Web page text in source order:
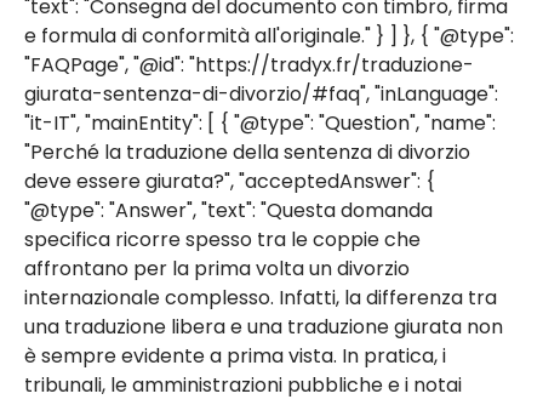
"text": "Consegna del documento con timbro, firma
e formula di conformità all'originale." } ] }, { "@type":
"FAQPage", "@id": "https://tradyx.fr/traduzione-
giurata-sentenza-di-divorzio/#faq", "inLanguage":
"it-IT", "mainEntity": [ { "@type": "Question", "name":
"Perché la traduzione della sentenza di divorzio
deve essere giurata?", "acceptedAnswer": {
"@type": "Answer", "text": "Questa domanda
specifica ricorre spesso tra le coppie che
affrontano per la prima volta un divorzio
internazionale complesso. Infatti, la differenza tra
una traduzione libera e una traduzione giurata non
è sempre evidente a prima vista. In pratica, i
tribunali, le amministrazioni pubbliche e i notai